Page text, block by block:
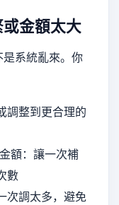
金額太大
系統亂來。你
調整到更合理的
額：讓一次補
數
次調太多，避免